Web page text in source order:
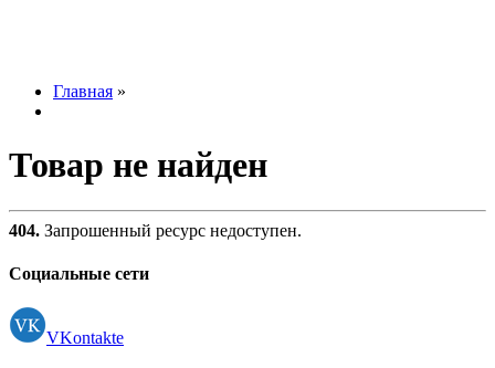
Главная »
Товар не найден
404. Запрошенный ресурс недоступен.
Социальные сети
VKontakte